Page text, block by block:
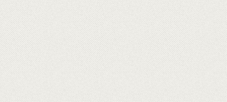
會員條款 隱私權政策 聯絡我們
網站導覽
人才招募